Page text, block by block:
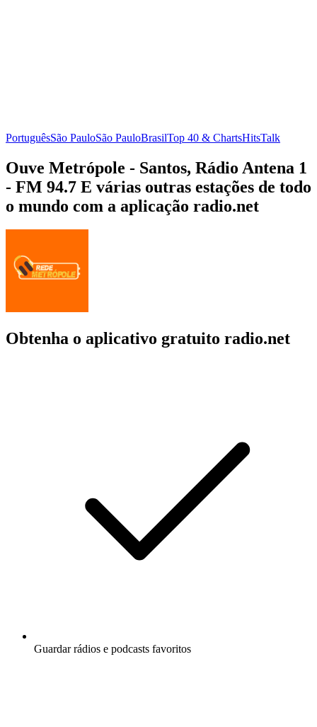
PortuguêsSão PauloSão PauloBrasilTop 40 & ChartsHitsTalk
Ouve Metrópole - Santos, Rádio Antena 1
- FM 94.7 E várias outras estações de todo
o mundo com a aplicação radio.net
Obtenha o aplicativo gratuito radio.net
Guardar rádios e podcasts favoritos